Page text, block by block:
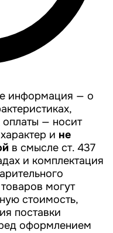
информация — о
оплаты — носит
и не
в смысле ст. 437
и комплектация
могут
стоимость,
поставки
оформлением